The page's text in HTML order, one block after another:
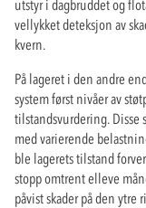
utstyr i dagbruddet og
vellykket deteksjon av
kvern.
På lageret i den andre
system først nivåer av
tilstandsvurdering.
med varierende
ble lagerets tilstand
stopp omtrent elleve
påvist skader på den ytre